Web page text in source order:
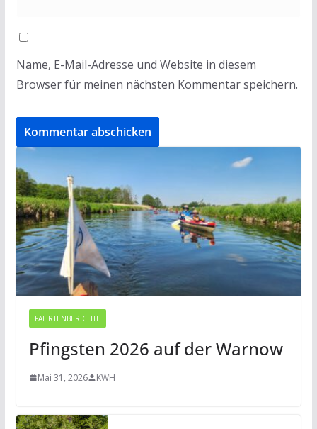
Name, E-Mail-Adresse und Website in diesem
Browser für meinen nächsten Kommentar speichern.
FAHRTENBERICHTE
Pfingsten 2026 auf der Warnow
Mai 31, 2026 KWH